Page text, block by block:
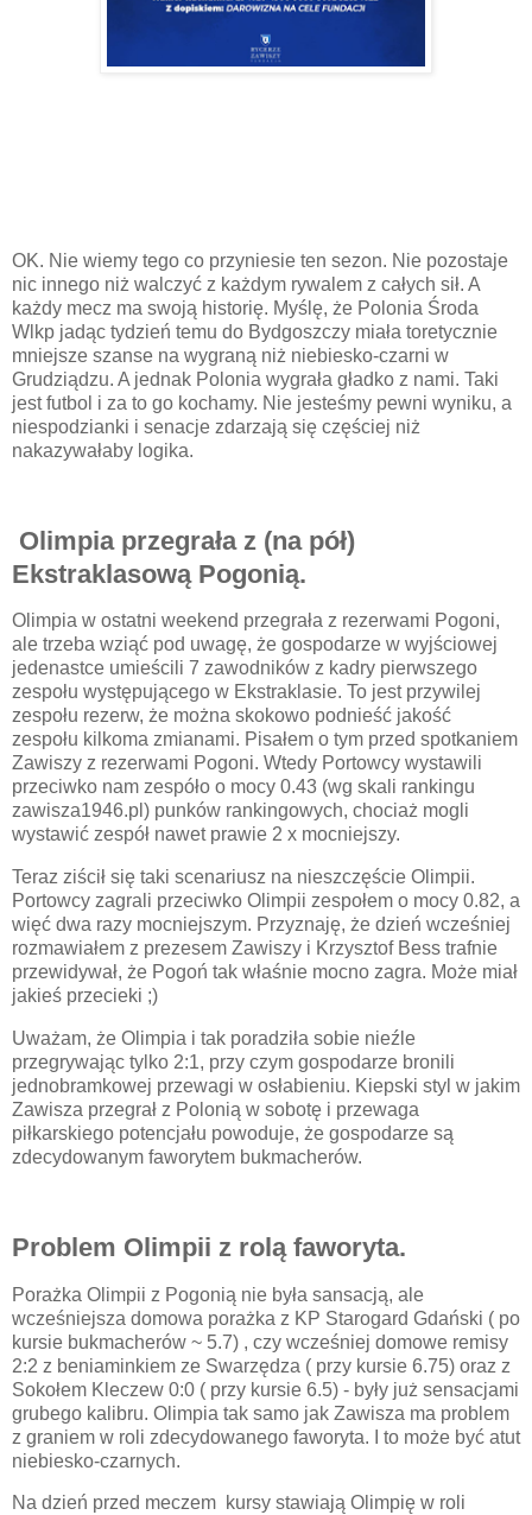
OK. Nie wiemy tego co przyniesie ten sezon. Nie pozostaje
nic innego niż walczyć z każdym rywalem z całych sił. A
każdy mecz ma swoją historię. Myślę, że Polonia Środa
Wlkp jadąc tydzień temu do Bydgoszczy miała toretycznie
mniejsze szanse na wygraną niż niebiesko-czarni w
Grudziądzu. A jednak Polonia wygrała gładko z nami. Taki
jest futbol i za to go kochamy. Nie jesteśmy pewni wyniku, a
niespodzianki i senacje zdarzają się częściej niż
nakazywałaby logika.
Olimpia przegrała z (na pół)
Ekstraklasową Pogonią.
Olimpia w ostatni weekend przegrała z rezerwami Pogoni,
ale trzeba wziąć pod uwagę, że gospodarze w wyjściowej
jedenastce umieścili 7 zawodników z kadry pierwszego
zespołu występującego w Ekstraklasie. To jest przywilej
zespołu rezerw, że można skokowo podnieść jakość
zespołu kilkoma zmianami. Pisałem o tym przed spotkaniem
Zawiszy z rezerwami Pogoni. Wtedy Portowcy wystawili
przeciwko nam zespóło o mocy 0.43 (wg skali rankingu
zawisza1946.pl) punków rankingowych, chociaż mogli
wystawić zespół nawet prawie 2 x mocniejszy.
Teraz ziścił się taki scenariusz na nieszczęście Olimpii.
Portowcy zagrali przeciwko Olimpii zespołem o mocy 0.82, a
więć dwa razy mocniejszym. Przyznaję, że dzień wcześniej
rozmawiałem z prezesem Zawiszy i Krzysztof Bess trafnie
przewidywał, że Pogoń tak właśnie mocno zagra. Może miał
jakieś przecieki ;)
Uważam, że Olimpia i tak poradziła sobie nieźle
przegrywając tylko 2:1, przy czym gospodarze bronili
jednobramkowej przewagi w osłabieniu. Kiepski styl w jakim
Zawisza przegrał z Polonią w sobotę i przewaga
piłkarskiego potencjału powoduje, że gospodarze są
zdecydowanym faworytem bukmacherów.
Problem Olimpii z rolą faworyta.
Porażka Olimpii z Pogonią nie była sansacją, ale
wcześniejsza domowa porażka z KP Starogard Gdański ( po
kursie bukmacherów ~ 5.7) , czy wcześniej domowe remisy
2:2 z beniaminkiem ze Swarzędza ( przy kursie 6.75) oraz z
Sokołem Kleczew 0:0 ( przy kursie 6.5) - były już sensacjami
grubego kalibru. Olimpia tak samo jak Zawisza ma problem
z graniem w roli zdecydowanego faworyta. I to może być atut
niebiesko-czarnych.
Na dzień przed meczem kursy stawiają Olimpię w roli